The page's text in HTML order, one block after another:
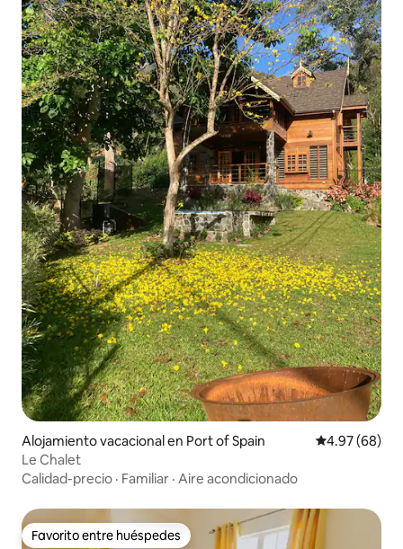
Alojamiento vacacional en Port of Spain Calificación
4.97 (68)
Le Chalet
Calidad-precio · Familiar · Aire acondicionado
Favorito entre huéspedes
Favorito entre huéspedes